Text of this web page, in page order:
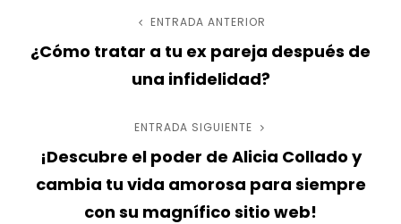
Navegación
de
entradas
Entrada
anterior
ENTRADA ANTERIOR
¿Cómo tratar a tu ex pareja después de
una infidelidad?
Entrada
siguiente
ENTRADA SIGUIENTE
¡Descubre el poder de Alicia Collado y
cambia tu vida amorosa para siempre
con su magnífico sitio web!